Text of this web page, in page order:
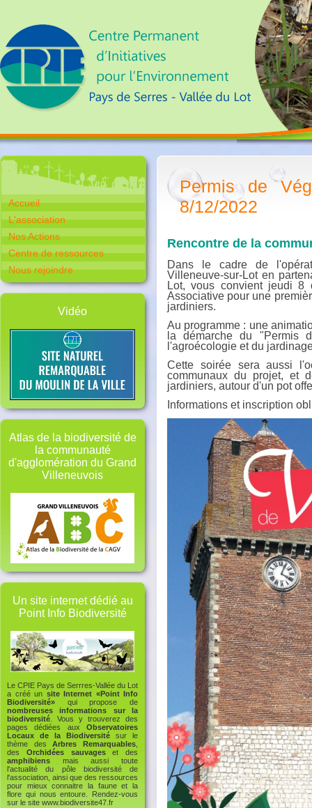
Accueil
L'association
Nos Actions
Centre de ressources
Nous rejoindre
Vidéo
Atlas de la biodiversité de
la communauté
d'agglomération du Grand
Villeneuvois
Un site internet dédié au
Point Info Biodiversité
Le CPIE Pays de Serrres-Vallée du Lot
a créé un site Internet «Point Info
Biodiversité» qui propose de
nombreuses informations sur la
biodiversité . Vous y trouverez des
pages dédiées aux Observatoires
Locaux de la Biodiversité sur le
thème desArbres Remarquables
des Orchidées sauvageset des
amphibiens mais aussi toute
l'actualité du pôle biodiversité de
l'association, ainsi que des ressources
pour mieux connaitre la faune et la
flore qui nous entoure. Rendez-vous
sur le site www.biodiversite47.fr
Permis de
8/12/2022
Rencontre de la
Dans le cadre de
Villeneuve-sur-Lot en
Lot, vous convient jeudi
Associative pour une
jardiniers.
Au programme : une
la démarche du "Permis
l'agroécologie et du
Cette soirée sera aussi
communaux du projet, et
jardiniers, autour d'un pot
Informations et inscription